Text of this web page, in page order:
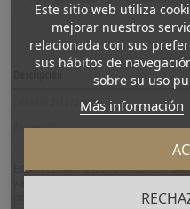
Detalles del producto
Reviews(0)
Este elegante colgante, de segunda
cm de ancho, y un peso de 4.3 gramos,
Este sitio web utiliza
mejorar nuestros
relacionada con sus
sus hábitos de
sobre su uso
Más información